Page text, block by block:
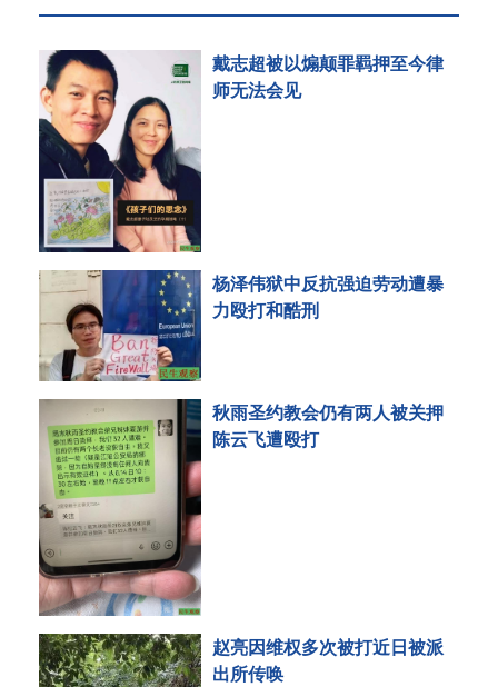
戴志超被以煽颠罪羁押至今律
师无法会见
杨泽伟狱中反抗强迫劳动遭暴
力殴打和酷刑
秋雨圣约教会仍有两人被关押
陈云飞遭殴打
赵亮因维权多次被打近日被派
出所传唤